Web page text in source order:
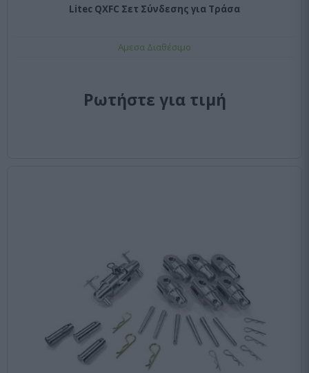
Litec QXFC Σετ Σύνδεσης για Τράσα
Αμεσα Διαθέσιμο
Ρωτήστε για τιμή